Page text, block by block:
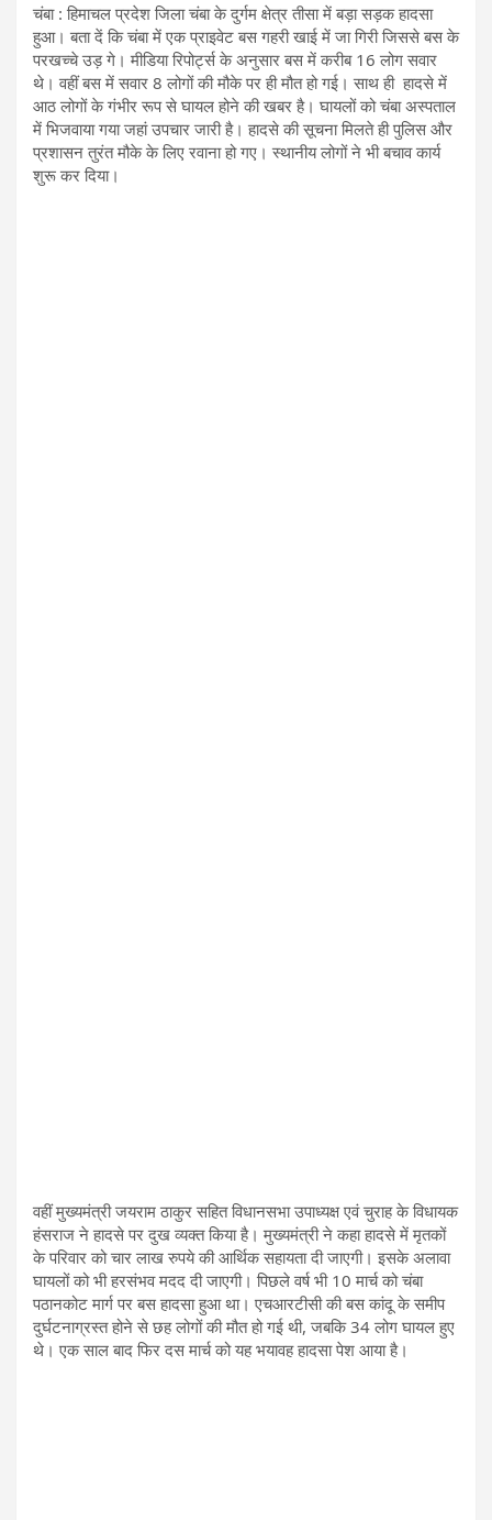
चंबा : हिमाचल प्रदेश जिला चंबा के दुर्गम क्षेत्र तीसा में बड़ा सड़क हादसा
हुआ। बता दें कि चंबा में एक प्राइवेट बस गहरी खाई में जा गिरी जिससे बस के
परखच्चे उड़ गे। मीडिया रिपोर्ट्स के अनुसार बस में करीब 16 लोग सवार
थे। वहीं बस में सवार 8 लोगों की मौके पर ही मौत हो गई। साथ ही हादसे में
आठ लोगों के गंभीर रूप से घायल होने की खबर है। घायलों को चंबा अस्‍पताल
में भिजवाया गया जहां उपचार जारी है। हादसे की सूचना मिलते ही पुलिस और
प्रशासन तुरंत मौके के लिए रवाना हो गए। स्‍थानीय लोगों ने भी बचाव कार्य
शुरू कर दिया।
वहीं मुख्‍यमंत्री जयराम ठाकुर सहित विधानसभा उपाध्‍यक्ष एवं चुराह के विधायक
हंसराज ने हादसे पर दुख व्‍यक्‍त किया है। मुख्‍यमंत्री ने कहा हादसे में मृतकों
के परिवार को चार लाख रुपये की आर्थिक सहायता दी जाएगी। इसके अलावा
घायलों को भी हरसंभव मदद दी जाएगी। पिछले वर्ष भी 10 मार्च को चंबा
पठानकोट मार्ग पर बस हादसा हुआ था। एचआरटीसी की बस कांदू के समीप
दुर्घटनाग्रस्त होने से छह लोगों की मौत हो गई थी, जबकि 34 लोग घायल हुए
थे। एक साल बाद फ‍िर दस मार्च को यह भयावह हादसा पेश आया है।